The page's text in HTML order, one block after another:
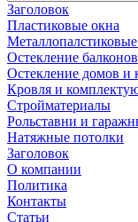
Заголовок
Пластиковые окна
Остекление
Остекление домов и
Кровля и
Стройматериалы
Рольставни и
Натяжные потолки
Заголовок
О компании
Политика
Контакты
Статьи